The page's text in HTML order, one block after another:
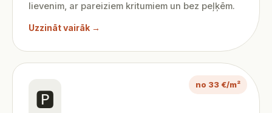
lievenim, ar pareiziem kritumiem un bez peļķēm.
Uzzināt vairāk →
no 33 €/m²
🅿️